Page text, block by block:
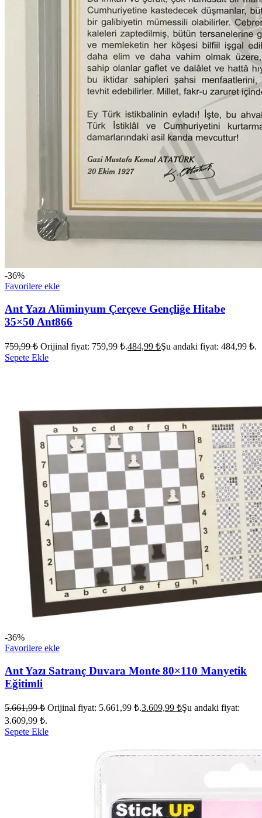
-36%
Favorilere ekle
Ant Yazı Alüminyum Çerçeve Gençliğe Hitabe
35×50 Ant866
759,99₺ Orijinal fiyat: 759,99 ₺.484,99 ₺Şu andaki fiyat: 484,99 ₺.
Sepete Ekle
-36%
Favorilere ekle
Ant Yazı Satranç Duvara Monte 80×110 Manyetik
Eğitimli
5.661,99₺ Orijinal fiyat: 5.661,99 ₺.3.609,99 ₺Şu andaki fiyat:
3.609,99 ₺.
Sepete Ekle